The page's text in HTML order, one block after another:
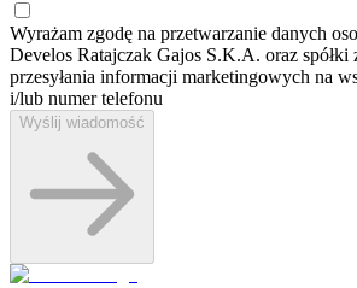
Wyrażam zgodę na przetwarzanie danych
Develos Ratajczak Gajos S.K.A. oraz spółki
przesyłania informacji marketingowych na
i/lub numer telefonu
Wyślij wiadomość